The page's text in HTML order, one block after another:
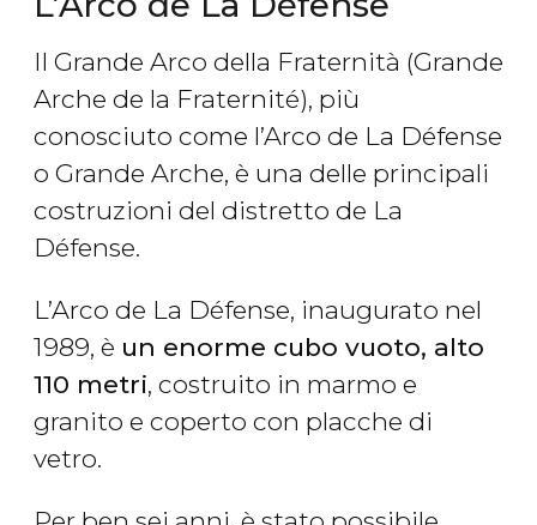
Il Grande Arco della Fraternità (Grande
Arche de la Fraternité), più
conosciuto come l’Arco de La Défense
o Grande Arche, è una delle principali
costruzioni del distretto de La
Défense.
L’Arco de La Défense, inaugurato nel
1989, è un enorme cubo vuoto, alto
110 metri, costruito in marmo e
granito e coperto con placche di
vetro.